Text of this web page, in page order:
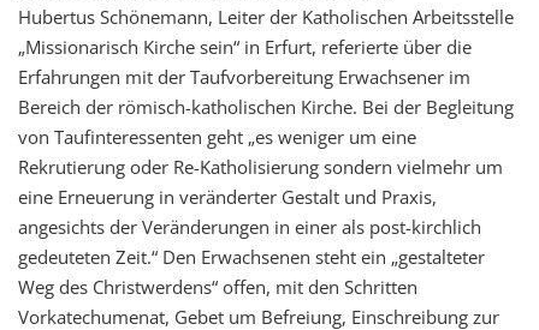
Hubertus Schönemann, Leiter der Katholischen Arbeitsstelle
„Missionarisch Kirche sein“ in Erfurt, referierte über die
Erfahrungen mit der Taufvorbereitung Erwachsener im
Bereich der römisch-katholischen Kirche. Bei der Begleitung
von Taufinteressenten geht „es weniger um eine
Rekrutierung oder Re-Katholisierung sondern vielmehr um
eine Erneuerung in veränderter Gestalt und Praxis,
angesichts der Veränderungen in einer als post-kirchlich
gedeuteten Zeit.“ Den Erwachsenen steht ein „gestalteter
Weg des Christwerdens“ offen, mit den Schritten
Vorkatechumenat, Gebet um Befreiung, Einschreibung zur